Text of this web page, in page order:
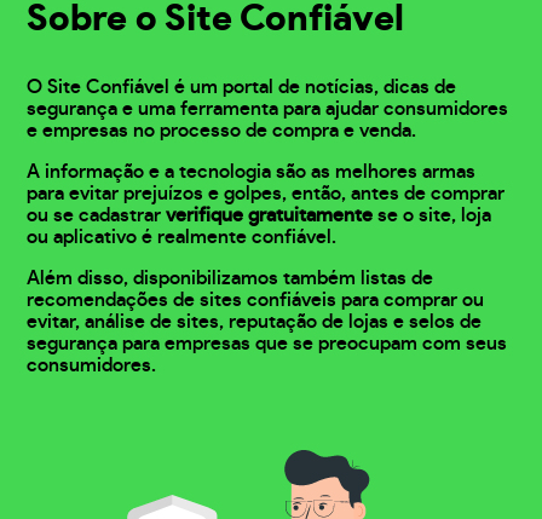
Sobre o Site Confiável
O Site Confiável é um portal de notícias, dicas de
segurança e uma ferramenta para ajudar consumidores
e empresas no processo de compra e venda.
A informação e a tecnologia são as melhores armas
para evitar prejuízos e golpes, então, antes de comprar
ou se cadastrarverifique gratuitamente se o site, loja
ou aplicativo é realmente confiável.
Além disso, disponibilizamos também listas de
recomendações de sites confiáveis para comprar ou
evitar, análise de sites, reputação de lojas e selos de
segurança para empresas que se preocupam com seus
consumidores.